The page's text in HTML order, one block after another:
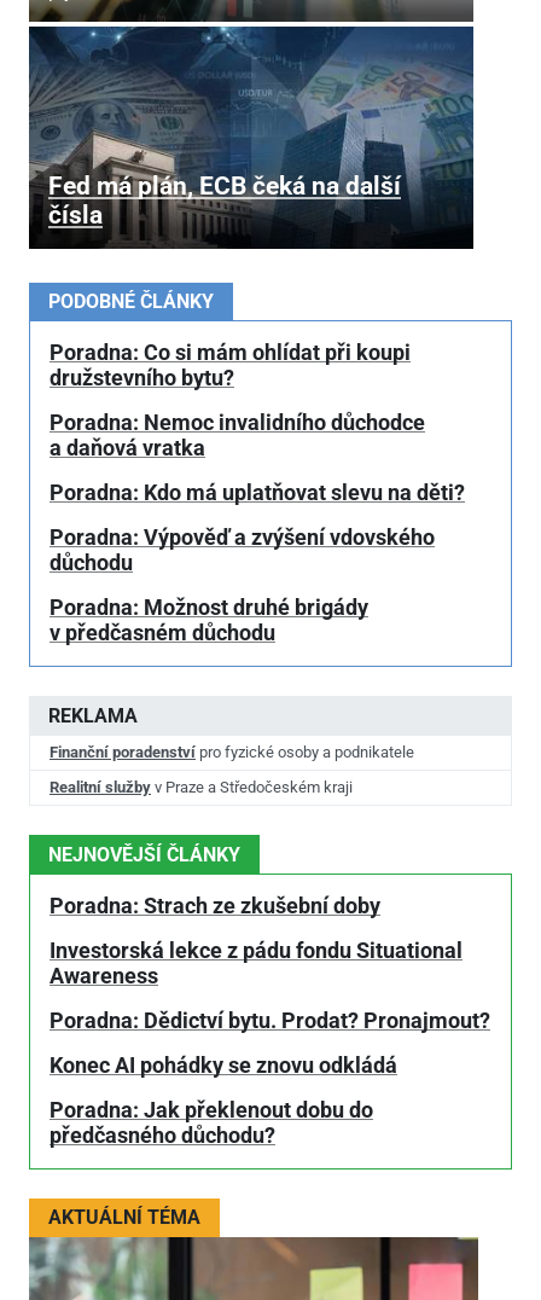
Fed má plán, ECB čeká na další
čísla
REKLAMA
Finanční poradenství pro fyzické osoby a podnikatele
Realitní služby v Praze a Středočeském kraji
NEJNOVĚJŠÍ ČLÁNKY
Poradna: Strach ze zkušební doby
Investorská lekce z pádu fondu Situational
Awareness
Poradna: Dědictví bytu. Prodat? Pronajmout?
Konec AI pohádky se znovu odkládá
Poradna: Jak překlenout dobu do
předčasného důchodu?
AKTUÁLNÍ TÉMA
PODOBNÉ ČLÁNKY
Poradna: Co si mám ohlídat při koupi
družstevního bytu?
Poradna: Nemoc invalidního důchodce
a daňová vratka
Poradna: Kdo má uplatňovat slevu na děti?
Poradna: Výpověď a zvýšení vdovského
důchodu
Poradna: Možnost druhé brigády
v předčasném důchodu